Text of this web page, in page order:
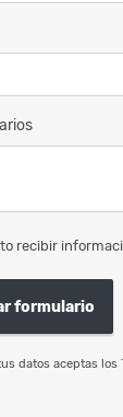
recibir
formulario
datos aceptas los